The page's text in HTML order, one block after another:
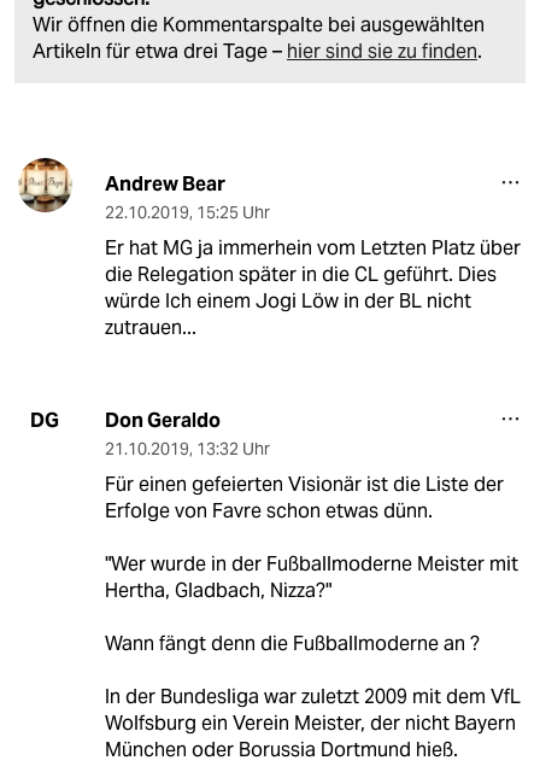
Wir öffnen die Kommentarspalte bei ausgewählten
Artikeln für etwa drei Tage – hier sind sie zu finden.
Andrew Bear
22.10.2019, 15:25 Uhr
Er hat MG ja immerhein vom Letzten Platz über
die Relegation später in die CL geführt. Dies
würde Ich einem Jogi Löw in der BL nicht
zutrauen...
DG Don Geraldo
21.10.2019, 13:32 Uhr
Für einen gefeierten Visionär ist die Liste der
Erfolge von Favre schon etwas dünn.
"Wer wurde in der Fußballmoderne Meister mit
Hertha, Gladbach, Nizza?"
Wann fängt denn die Fußballmoderne an ?
In der Bundesliga war zuletzt 2009 mit dem VfL
Wolfsburg ein Verein Meister, der nicht Bayern
München oder Borussia Dortmund hieß.